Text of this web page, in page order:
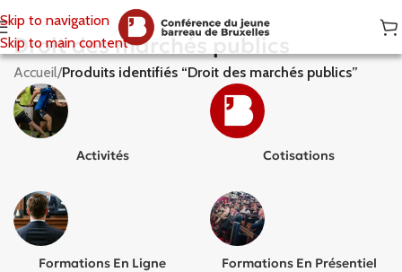
Skip to navigation
Skip to main content
Droit des marchés publics
Accueil/Produits identifiés “Droit des marchés publics”
Activités Cotisations
Formations En Ligne Formations En Présentiel